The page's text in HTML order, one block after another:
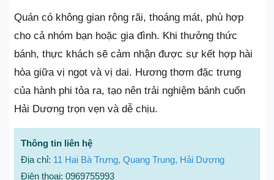
Quán có không gian rộng rãi, thoáng mát, phù hợp
cho cả nhóm bạn hoặc gia đình. Khi thưởng thức
bánh, thực khách sẽ cảm nhận được sự kết hợp hài
hòa giữa vị ngọt và vị dai. Hương thơm đặc trưng
của hành phi tỏa ra, tạo nên trải nghiệm bánh cuốn
Hải Dương trọn vẹn và dễ chịu.
Thông tin liên hệ
Địa chỉ: 11 Hai Bà Trưng, Quang Trung, Hải Dương
Điện thoại: 0969755993